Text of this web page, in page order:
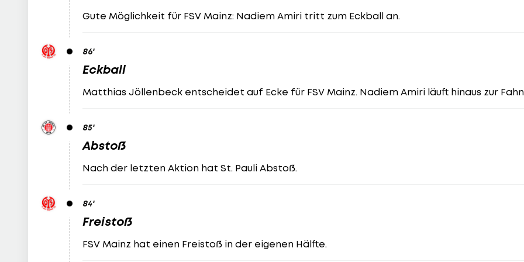
Gute Möglichkeit für FSV Mainz: Nadiem Amiri tritt zum Eckball an.
86'
Eckball
Matthias Jöllenbeck entscheidet auf Ecke für FSV Mainz. Nadiem Amiri läuft hinaus zur
85'
Abstoß
Nach der letzten Aktion hat St. Pauli Abstoß.
84'
Freistoß
FSV Mainz hat einen Freistoß in der eigenen Hälfte.